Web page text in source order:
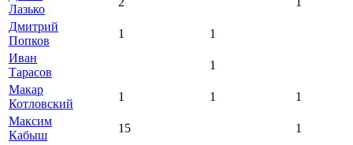
Лазько
Дмитрий
Попков
1
1
Иван
Тарасов
1
Макар
Котловский
1 1
1
Максим
Кабыш
15
1